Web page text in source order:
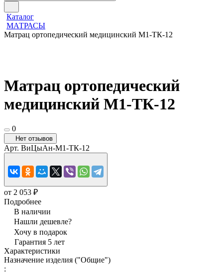
Каталог
МАТРАСЫ
Матрац ортопедический медицинский М1-ТК-12
Матрац ортопедический
медицинский М1-ТК-12
0
Нет отзывов
Арт. ВиЦыАн-М1-ТК-12
от 2 053 ₽
Подробнее
В наличии
Нашли дешевле?
Хочу в подарок
Гарантия 5 лет
Характеристики
Назначение изделия ("Общие")
: